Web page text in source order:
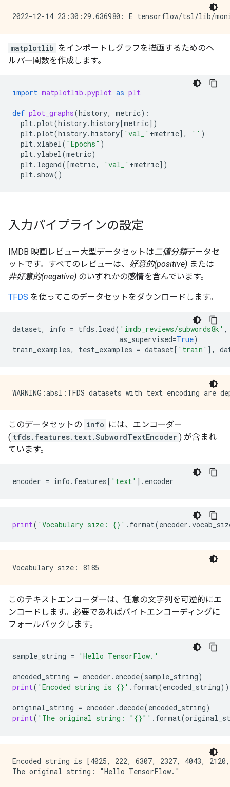
matplotlib をインポートしグラフを描画するためのヘ
ルパー関数を作成します。
import matplotlib.pyplot as plt
def plot_graphs(history, metric):
plt.plot(history.history[metric])
plt.plot(history.history[ 'val_' +metric], '' )
plt. xlabel( "Epochs" )
plt.ylabel(metric)
plt. legend([metric, 'val_' +metric])
plt. show()
入力パイプラインの設定
IMDB 映画レビュー大型データセットは二値分類データセ
ットです。すべてのレビューは、 好意的(positive) または
非好意的(negative) のいずれかの感情を含んでいます。
TFDS を使ってこのデータセットをダウンロードします。
dataset, info = tfds . load( 'imdb_reviews/subwords8k' ,
as_supervised=True)
train_examples, test_examples = dataset[ 'train' ],
このデータセットの info には、エンコーダー
( tfds.features.text.SubwordTextEncoder ) が含まれ
ています。
encoder = info . features[ 'text' ] . encoder
print( 'Vocabulary size: {} ' . format(encoder .
このテキストエンコーダーは、任意の文字列を可逆的にエ
ンコードします。必要であればバイトエンコーディングに
フォールバックします。
sample_string = 'Hello TensorFlow.'
encoded_string = encoder . encode(sample_string)
print( 'Encoded string is {} ' . format(encoded_string))
original_string = encoder .decode(encoded_string)
print( 'The original string: " {}"' . format(
Encoded string is [4025, 222, 6307, 2327, 4043,